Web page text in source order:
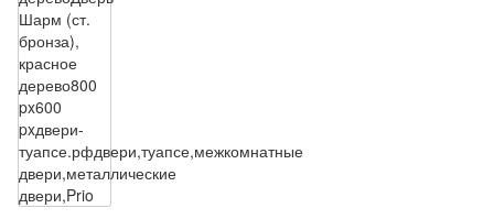
Шарм (ст.
бронза),
красное
дерево800
px600
pxдвери-
туапсе.рфдвери,туапсе,межкомнатные
двери,металлические
двери,Prio